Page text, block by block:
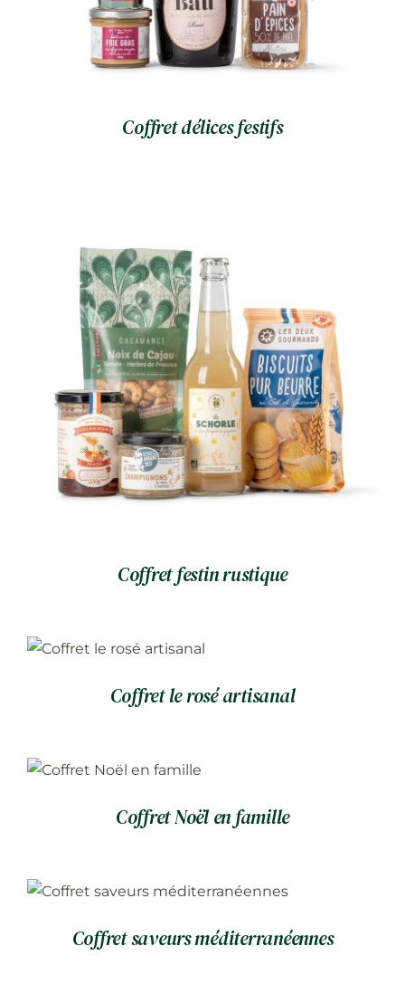
Coffret délices festifs
Coffret festin rustique
Coffret le rosé artisanal
Coffret Noël en famille
Coffret saveurs méditerranéennes